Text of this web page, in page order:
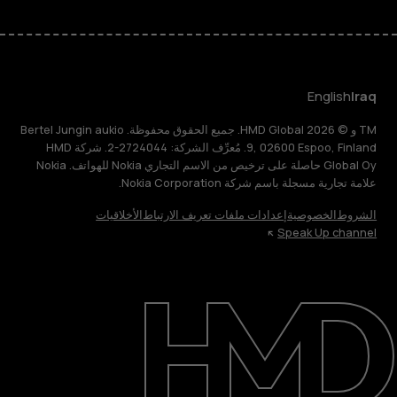
حول
الدعم
Iraq
Iraq
English
TM و © 2026 HMD Global. جميع الحقوق محفوظة. Bertel Jungin aukio
9, 02600 Espoo, Finland. مُعرِّف الشركة: 2724044-2. شركة HMD
Global Oy حاصلة على ترخيص من الاسم التجاري Nokia للهواتف. Nokia
علامة تجارية مسجلة باسم شركة Nokia Corporation.
الشروطالخصوصيةإعدادات ملفات تعريف الارتباطالأخلاقيات
Speak Up channel